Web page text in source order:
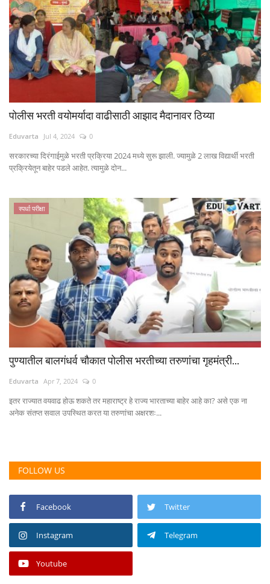
English Marathi
पोलीस भरती वयोमर्यादा वाढीसाठी आझाद मैदानावर ठिय्या
Eduvarta Jul 4, 2024 0
सरकारच्या दिरंगाईमुळे भरती प्रक्रिया 2024 मध्ये सुरू झाली. ज्यामुळे 2 लाख विद्यार्थी भरती
प्रक्रियेतून बाहेर पडले आहेत. त्यामुळे दोन...
स्पर्धा परीक्षा
पुण्यातील बालगंधर्व चौकात पोलीस भरतीच्या तरुणांचा गृहमंत्री...
Eduvarta Apr 7, 2024 0
इतर राज्यात वयवाढ होऊ शकते तर महाराष्ट्र हे राज्य भारताच्या बाहेर आहे का? असे एक ना
अनेक संतप्त सवाल उपस्थित करत या तरुणांचा अक्षरशः...
FOLLOW US
Facebook Twitter
Instagram Telegram
Youtube